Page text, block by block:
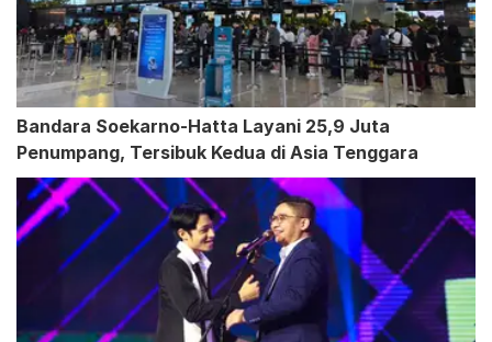
Bandara Soekarno-Hatta Layani 25,9 Juta
Penumpang, Tersibuk Kedua di Asia Tenggara